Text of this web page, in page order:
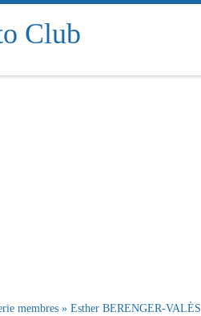
Club
membres » Esther BERENGER-VALÈS